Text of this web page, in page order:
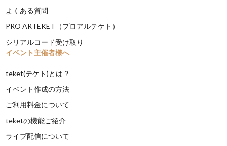
よくある質問
PRO ARTEKET（プロアルテケト）
シリアルコード受け取り
イベント主催者様へ
teket(テケト)とは？
イベント作成の方法
ご利用料金について
teketの機能ご紹介
ライブ配信について